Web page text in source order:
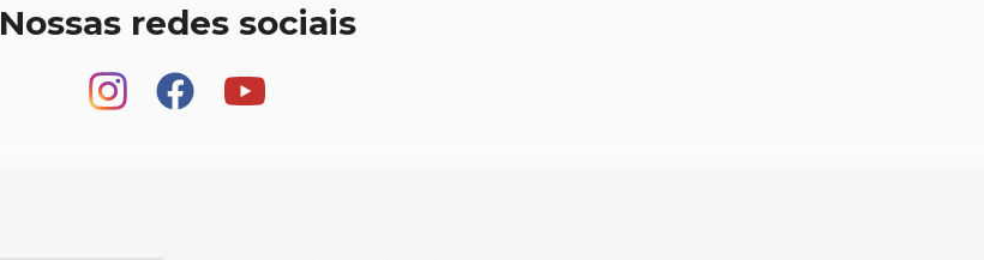
Nossas redes sociais